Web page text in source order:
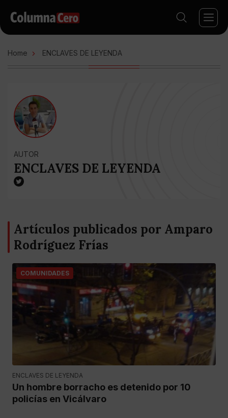
Home ENCLAVES DE LEYENDA
AUTOR
ENCLAVES DE LEYENDA
Artículos publicados por Amparo
Rodríguez Frías
COMUNIDADES
ENCLAVES DE LEYENDA
Un hombre borracho es detenido por 10
policías en Vicálvaro